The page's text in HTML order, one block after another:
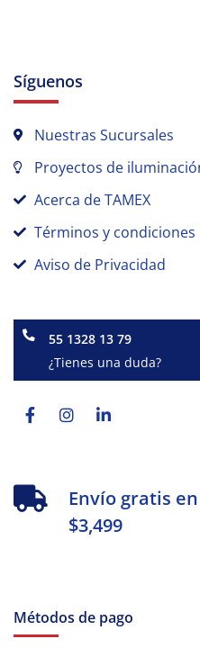
Síguenos
Nuestras Sucursales
Proyectos de
Acerca de TAMEX
Términos y condiciones
Aviso de Privacidad
55 1328 13 79
¿Tienes una duda?
f
Envío gratis
$3,499
Métodos de pago